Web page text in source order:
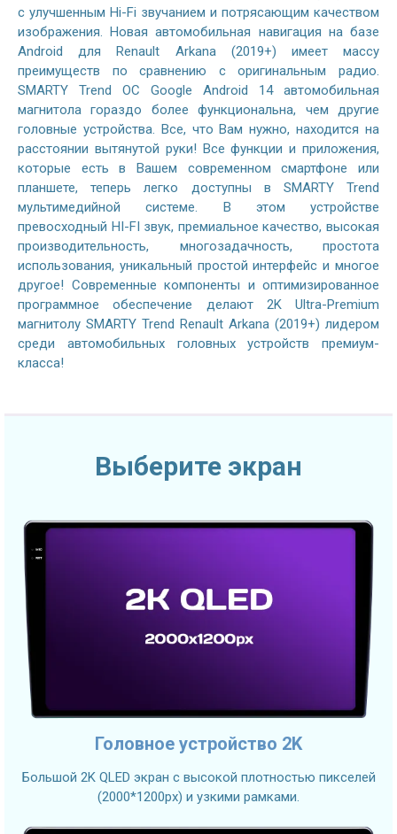
с улучшенным Hi-Fi звучанием и потрясающим качеством
изображения. Новая автомобильная навигация на базе
Android для Renault Arkana (2019+) имеет массу
преимуществ по сравнению с оригинальным радио.
SMARTY Trend ОС Google Android 14 автомобильная
магнитола гораздо более функциональна, чем другие
головные устройства. Все, что Вам нужно, находится на
расстоянии вытянутой руки! Все функции и приложения,
которые есть в Вашем современном смартфоне или
планшете, теперь легко доступны в SMARTY Trend
мультимедийной системе. В этом устройстве
превосходный HI-FI звук, премиальное качество, высокая
производительность, многозадачность, простота
использования, уникальный простой интерфейс и многое
другое! Современные компоненты и оптимизированное
программное обеспечение делают 2K Ultra-Premium
магнитолу SMARTY Trend Renault Arkana (2019+) лидером
среди автомобильных головных устройств премиум-
класса!
Выберите экран
Головное устройство 2K
Большой 2K QLED экран с высокой плотностью пикселей
(2000*1200px) и узкими рамками.